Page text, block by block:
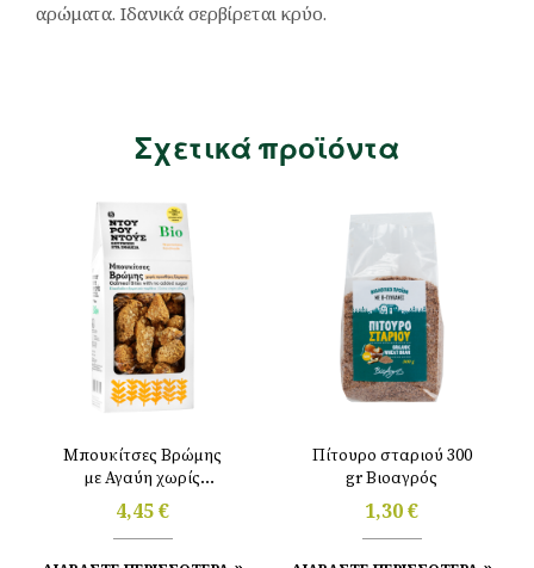
αρώματα. Ιδανικά σερβίρεται κρύο.
Σχετικά προϊόντα
Μπουκίτσες Βρώμης
με Αγαύη χωρίς
προσθήκη ζάχαρης
200g Ντουρουντούς
4,45€
Πίτουρο σταριού 300
gr Βιοαγρός
1,30€